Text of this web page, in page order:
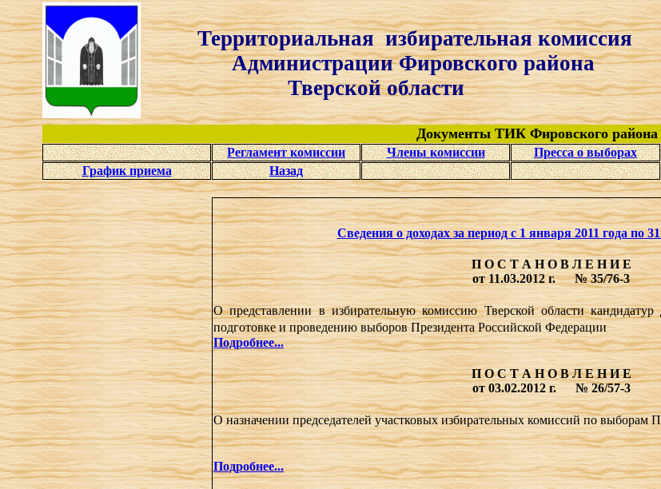
Территориальная избирательная комиссия
Администрации Фировского района
Тверской области
Документы ТИК Фировского района
Регламент комиссии Члены комиссии Пресса о выборах
График приема
Назад
Сведения о доходахза период с 1 января 2011 года по
П О С Т А Н О В Л Е Н И Е
от 11.03.2012 г.№ 35/76-3
О представлении в избирательную комиссию Тверской области
подготовке и проведению выборов Президента Российской Федерации
Подробнее...
П О С Т А Н О В Л Е Н И Е
от 03.02.2012 г.№ 26/57-3
О назначении председателей участковых избирательных комиссий по выборам
Подробнее...